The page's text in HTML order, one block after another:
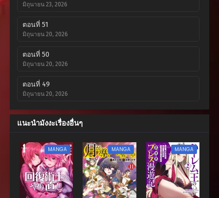
มิถุนายน 23, 2026
ตอนที่ 51
มิถุนายน 20, 2026
ตอนที่ 50
มิถุนายน 20, 2026
ตอนที่ 49
มิถุนายน 20, 2026
ตอนที่ 48
มิถุนายน 20, 2026
ตอนที่ 47
มิถุนายน 20, 2026
ตอนที่ 46
มิถุนายน 20, 2026
แนะนำมังงะเรื่องอื่นๆ
MANGA MANGA MANGA